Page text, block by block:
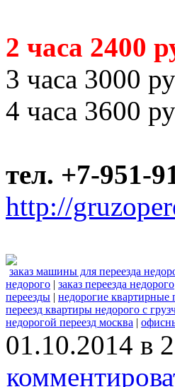
2 часа 2400
3 часа 3000
4 часа 3600
тел. +7-951-
http://
заказ машины для переезда
недорого | заказ переезда недорого
переезды | недорогие квартирные
переезд квартиры недорого с
недорогой переезд москва |
01.10.2014 в